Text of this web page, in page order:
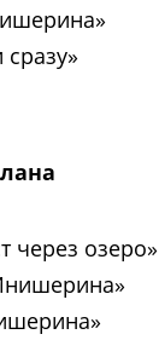
сразу»
через озеро»